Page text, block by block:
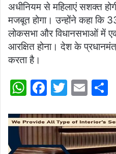
अधीनियम से महिलाएं सशक्त
मजबूत होगा। उन्होंने कहा कि
लोकसभा और विधानसभाओं में
आरक्षित होना। देश के
करता है।
W
at
F
c
e
T
itt
er
E
ai
l